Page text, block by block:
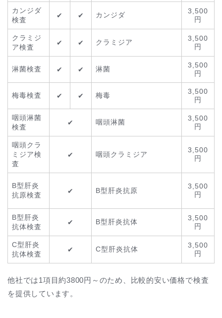
カンジダ
検査
✔ ✔ カンジダ
3,500
円
クラミジ
ア検査
✔ ✔ クラミジア
3,500
円
淋菌検査 ✔ ✔ 淋菌
3,500
円
梅毒検査 ✔ ✔ 梅毒
3,500
円
咽頭淋菌
検査
✔ 咽頭淋菌
3,500
円
咽頭クラ
ミジア検
査
✔ 咽頭クラミジア
3,500
円
B型肝炎
抗原検査
✔ B型肝炎抗原
3,500
円
B型肝炎
抗体検査
✔ B型肝炎抗体
3,500
円
C型肝炎
抗体検査
✔ C型肝炎抗体
3,500
円
他社では1項目約3800円～のため、比較的安い価格で検査
を提供しています。